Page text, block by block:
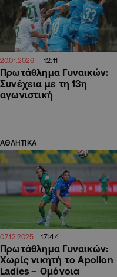
20.01.2026 12:11
Πρωτάθλημα Γυναικών:
Συνέχεια με τη 13η
αγωνιστική
ΑΘΛΗΤΙΚΑ
07.12.2025 17:44
Πρωτάθλημα Γυναικών:
Χωρίς νικητή το Apollon
Ladies – Ομόνοια